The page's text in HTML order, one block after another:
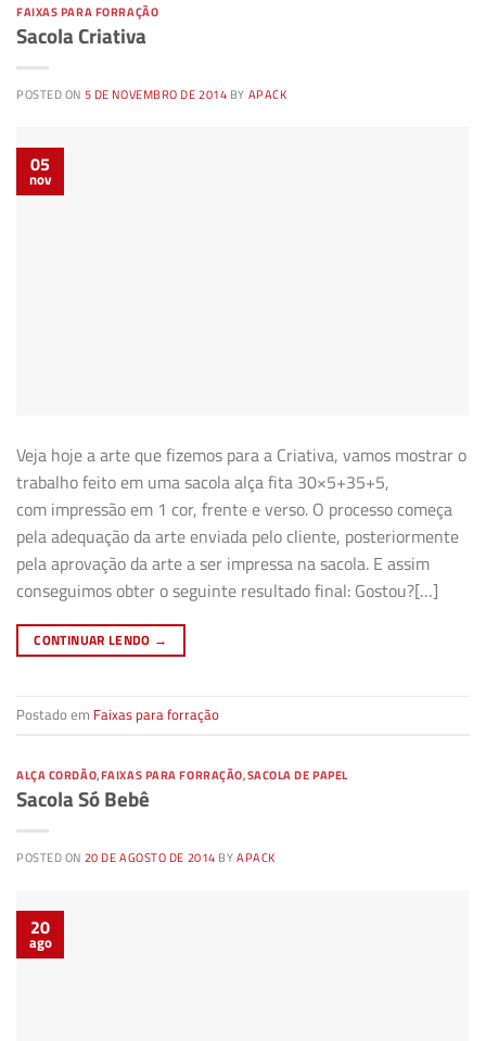
FAIXAS PARA FORRAÇÃO
Sacola Criativa
POSTED ON 5 DE NOVEMBRO DE 2014 BY APACK
05
nov
Veja hoje a arte que fizemos para a Criativa, vamos mostrar o
trabalho feito em uma sacola alça fita 30×5+35+5,
com impressão em 1 cor, frente e verso. O processo começa
pela adequação da arte enviada pelo cliente, posteriormente
pela aprovação da arte a ser impressa na sacola. E assim
conseguimos obter o seguinte resultado final: Gostou?[…]
CONTINUAR LENDO →
Postado em Faixas para forração
ALÇA CORDÃO,FAIXAS PARA FORRAÇÃO,SACOLA DE PAPEL
Sacola Só Bebê
POSTED ON 20 DE AGOSTO DE 2014 BYAPACK
20
ago